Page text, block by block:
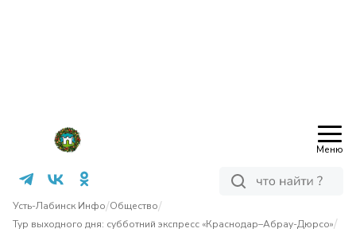
Меню
Усть-Лабинск Инфо/Общество/
Тур выходного дня: субботний экспресс «Краснодар–Абрау-Дюрсо»/